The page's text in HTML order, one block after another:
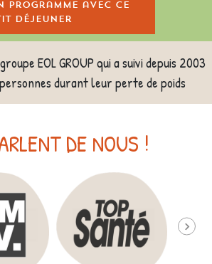
programme avec ce
déjeuner
EOL GROUP qui a suivi depuis 2003
durant leur perte de poids
DE NOUS !